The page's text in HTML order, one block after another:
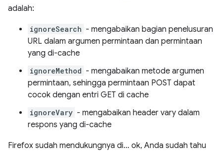
adalah:
ignoreSearch - mengabaikan bagian penelusuran
URL dalam argumen permintaan dan permintaan
yang di-cache
ignoreMethod - mengabaikan metode argumen
permintaan, sehingga permintaan POST dapat
cocok dengan entri GET di cache
ignoreVary - mengabaikan header vary dalam
respons yang di-cache
Firefox sudah mendukungnya di… ok, Anda sudah tahu